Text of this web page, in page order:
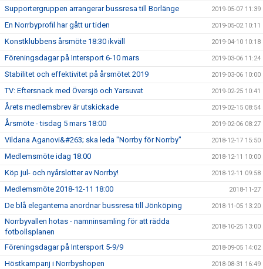
Supportergruppen arrangerar bussresa till Borlänge 2019-05-07 11:39
En Norrbyprofil har gått ur tiden 2019-05-02 10:11
Konstklubbens årsmöte 18:30 ikväll 2019-04-10 10:18
Föreningsdagar på Intersport 6-10 mars 2019-03-06 11:24
Stabilitet och effektivitet på årsmötet 2019 2019-03-06 10:00
TV: Eftersnack med Översjö och Yarsuvat 2019-02-25 10:41
Årets medlemsbrev är utskickade 2019-02-15 08:54
Årsmöte - tisdag 5 mars 18:00 2019-02-06 08:27
Vildana Aganovi&#263; ska leda "Norrby för Norrby" 2018-12-17 15:50
Medlemsmöte idag 18:00 2018-12-11 10:00
Köp jul- och nyårslotter av Norrby! 2018-12-11 09:58
Medlemsmöte 2018-12-11 18:00 2018-11-27
De blå eleganterna anordnar bussresa till Jönköping 2018-11-05 13:20
Norrbyvallen hotas - namninsamling för att rädda
fotbollsplanen
2018-10-25 13:00
Föreningsdagar på Intersport 5-9/9 2018-09-05 14:02
Höstkampanj i Norrbyshopen 2018-08-31 16:49